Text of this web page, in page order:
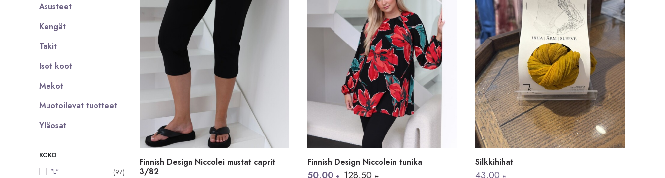
Asusteet
Kengät
Takit
Isot koot
Mekot
Muotoilevat tuotteet
Yläosat
KOKO
"L"
(97)
Finnish Design Niccolei mustat caprit
3/82
Finnish Design Niccolein tunika
128,50€
Alkuperäinen
50,00€
Nykyinen
Silkkihihat
43,00€